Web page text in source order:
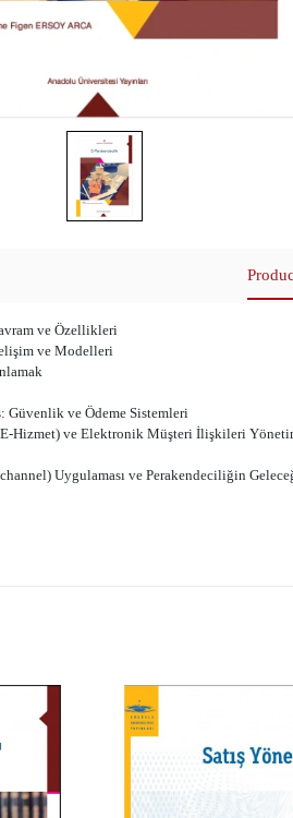
ve Özellikleri
ve Modelleri
Güvenlik ve Ödeme Sistemleri
Hizmet) ve Elektronik Müşteri İlişkileri
Uygulaması ve Perakendeciliğin